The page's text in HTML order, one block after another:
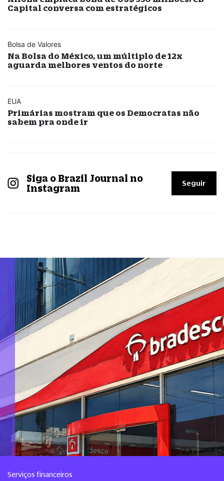
Capital conversa com estratégicos
Bolsa de Valores
Na Bolsa do México, um múltiplo de 12x
aguarda melhores ventos do norte
EUA
Primárias mostram que os Democratas não
sabem pra onde ir
Siga o Brazil Journal no
Instagram
Seguir
Serviços financeiros